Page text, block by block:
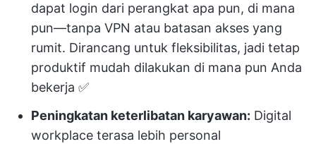
dapat login dari perangkat apa pun, di mana
pun—tanpa VPN atau batasan akses yang
rumit. Dirancang untuk fleksibilitas, jadi tetap
produktif mudah dilakukan di mana pun Anda
bekerja ✅
Peningkatan keterlibatan karyawan: Digital
workplace terasa lebih personal